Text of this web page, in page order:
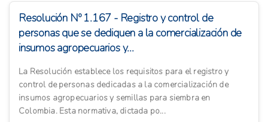
Resolución Nº 1.167 - Registro y control de
personas que se dediquen a la comercialización de
insumos agropecuarios y...
La Resolución establece los requisitos para el registro y
control de personas dedicadas a la comercialización de
insumos agropecuarios y semillas para siembra en
Colombia. Esta normativa, dictada po...